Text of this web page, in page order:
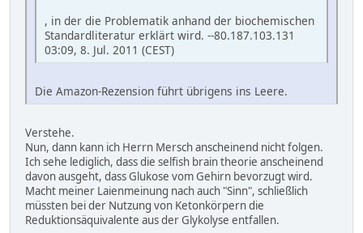
, in der die Problematik anhand der biochemischen
Standardliteratur erklärt wird. --80.187.103.131
03:09, 8. Jul. 2011 (CEST)
Die Amazon-Rezension führt übrigens ins Leere.
Verstehe.
Nun, dann kann ich Herrn Mersch anscheinend nicht folgen.
Ich sehe lediglich, dass die selfish brain theorie anscheinend
davon ausgeht, dass Glukose vom Gehirn bevorzugt wird.
Macht meiner Laienmeinung nach auch "Sinn", schließlich
müssten bei der Nutzung von Ketonkörpern die
Reduktionsäquivalente aus der Glykolyse entfallen.